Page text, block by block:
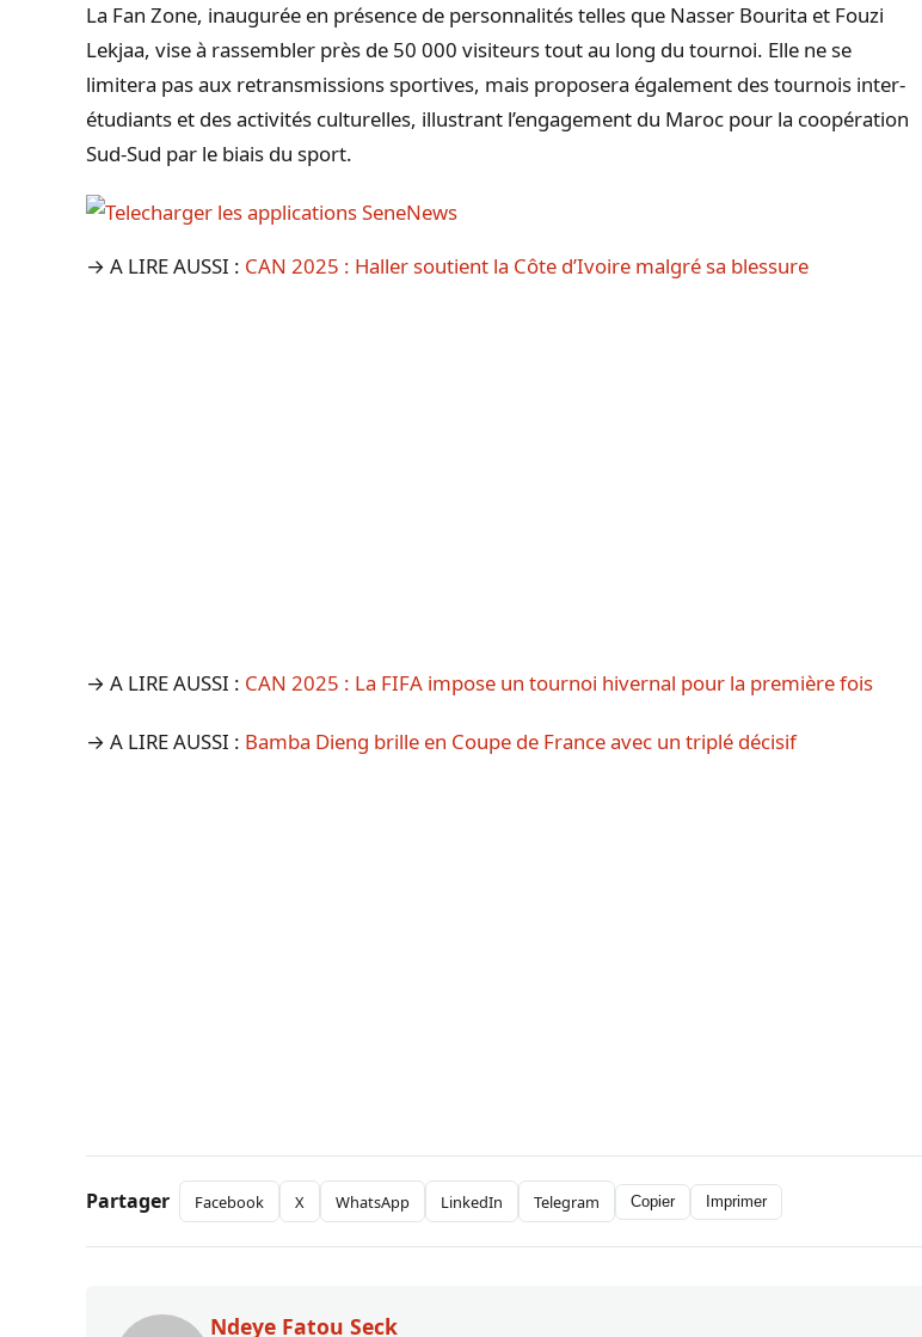
La Fan Zone, inaugurée en présence de personnalités telles que Nasser Bourita et Fouzi
Lekjaa, vise à rassembler près de 50 000 visiteurs tout au long du tournoi. Elle ne se
limitera pas aux retransmissions sportives, mais proposera également des tournois inter-
étudiants et des activités culturelles, illustrant l’engagement du Maroc pour la coopération
Sud-Sud par le biais du sport.
→ A LIRE AUSSI : CAN 2025 : Haller soutient la Côte d’Ivoire malgré sa blessure
→ A LIRE AUSSI : CAN 2025 : La FIFA impose un tournoi hivernal pour la première fois
→ A LIRE AUSSI : Bamba Dieng brille en Coupe de France avec un triplé décisif
Partager Facebook X WhatsApp LinkedIn Telegram Copier Imprimer
Ndeye Fatou Seck